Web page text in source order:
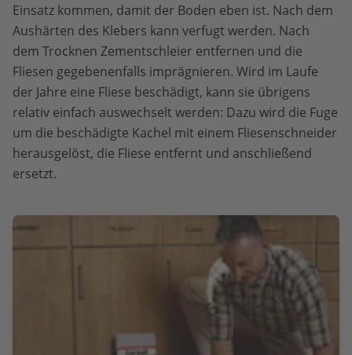
Einsatz kommen, damit der Boden eben ist. Nach dem
Aushärten des Klebers kann verfugt werden. Nach
dem Trocknen Zementschleier entfernen und die
Fliesen gegebenenfalls imprägnieren. Wird im Laufe
der Jahre eine Fliese beschädigt, kann sie übrigens
relativ einfach auswechselt werden: Dazu wird die Fuge
um die beschädigte Kachel mit einem Fliesenschneider
herausgelöst, die Fliese entfernt und anschließend
ersetzt.